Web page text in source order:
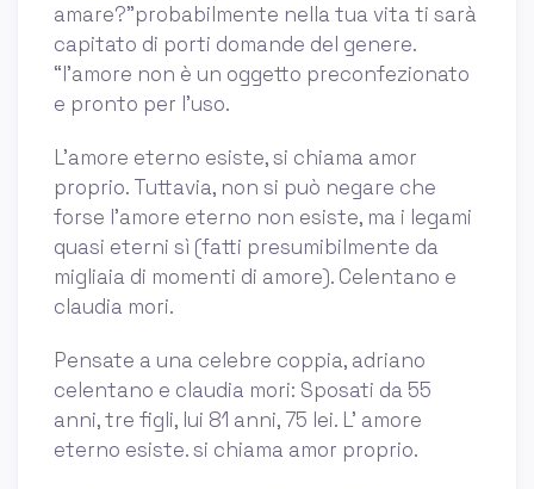
amare?”probabilmente nella tua vita ti sarà
capitato di porti domande del genere.
“l’amore non è un oggetto preconfezionato
e pronto per l’uso.
L'amore eterno esiste, si chiama amor
proprio. Tuttavia, non si può negare che
forse l’amore eterno non esiste, ma i legami
quasi eterni sì (fatti presumibilmente da
migliaia di momenti di amore). Celentano e
claudia mori.
Pensate a una celebre coppia, adriano
celentano e claudia mori: Sposati da 55
anni, tre figli, lui 81 anni, 75 lei. L’ amore
eterno esiste. si chiama amor proprio.